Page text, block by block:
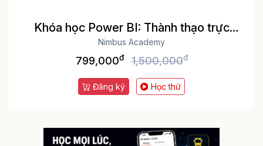
Khóa học Power BI: Thành thạo trực
quan hóa và Phân tích dữ liệu
Nimbus Academy
799,000đ 1,500,000đ
Đăng ký Học thử